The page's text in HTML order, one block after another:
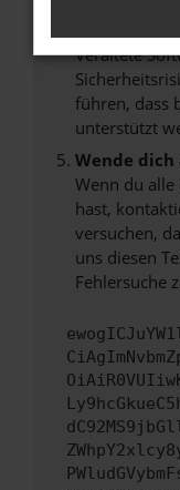
Veraltete
führen, dass
unterstützt
Wende
Wenn du
hast,
versuchen,
uns diesen
Fehlersuche